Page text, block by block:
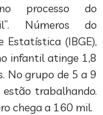
processo do
Números do
Estatística (IBGE),
infantil atinge 1,8
No grupo de 5 a 9
trabalhando.
chega a 160 mil.